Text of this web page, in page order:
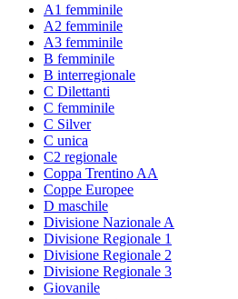
A1 femminile
A2 femminile
A3 femminile
B femminile
B interregionale
C Dilettanti
C femminile
C Silver
C unica
C2 regionale
Coppa Trentino AA
Coppe Europee
D maschile
Divisione Nazionale A
Divisione Regionale 1
Divisione Regionale 2
Divisione Regionale 3
Giovanile